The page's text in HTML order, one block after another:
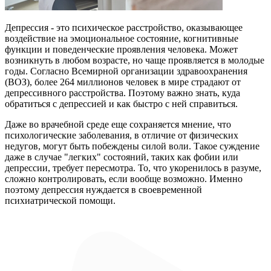
Депрессия - это психическое расстройство, оказывающее
воздействие на эмоциональное состояние, когнитивные
функции и поведенческие проявления человека. Может
возникнуть в любом возрасте, но чаще проявляется в молодые
годы. Согласно Всемирной организации здравоохранения
(ВОЗ), более 264 миллионов человек в мире страдают от
депрессивного расстройства. Поэтому важно знать, куда
обратиться с депрессией и как быстро с ней справиться.
Даже во врачебной среде еще сохраняется мнение, что
психологические заболевания, в отличие от физических
недугов, могут быть побеждены силой воли. Такое суждение
даже в случае "легких" состояний, таких как фобии или
депрессии, требует пересмотра. То, что укоренилось в разуме,
сложно контролировать, если вообще возможно. Именно
поэтому депрессия нуждается в своевременной
психиатрической помощи.